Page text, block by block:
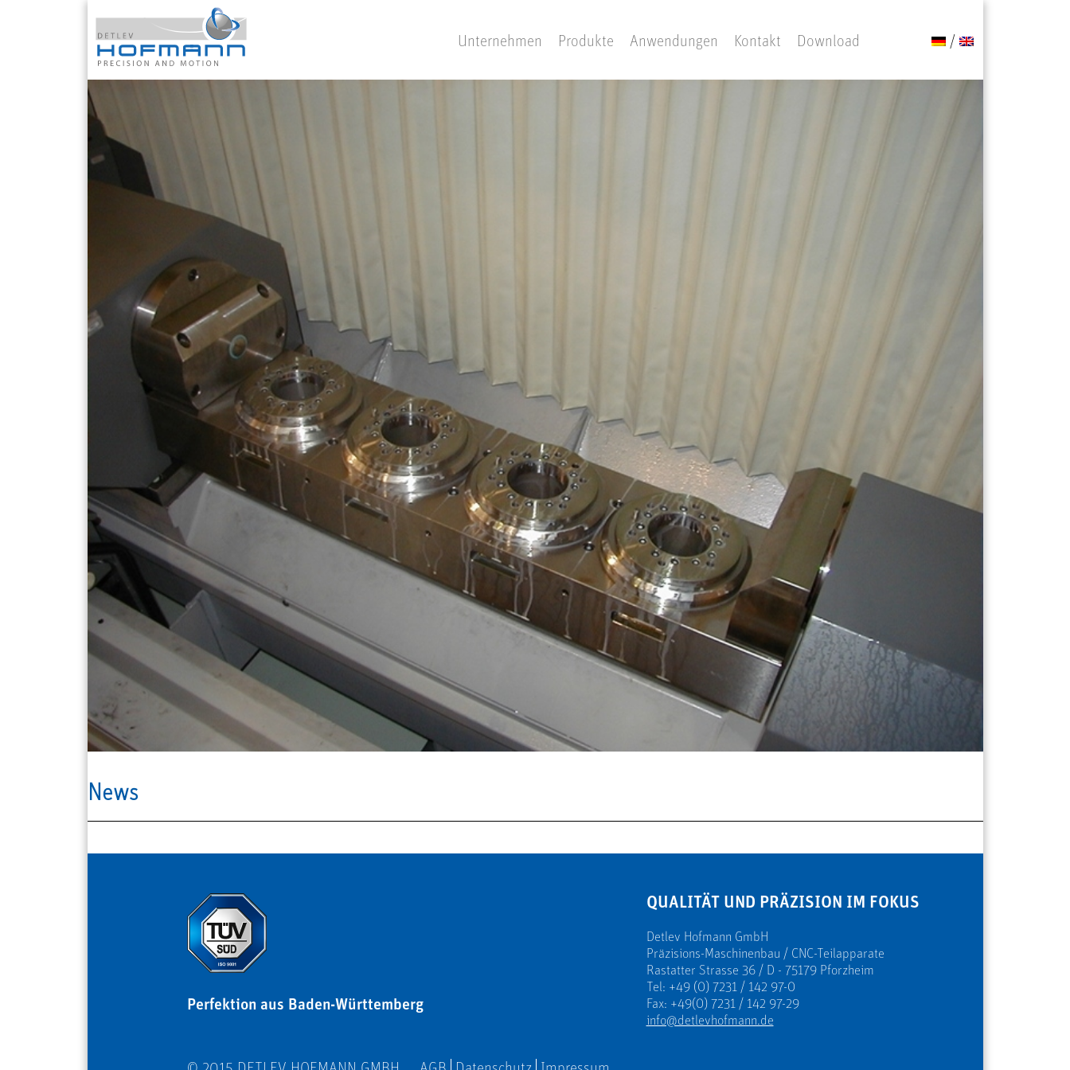
Unternehmen Produkte Anwendungen Kontakt Download /
News
QUALITÄT UND PRÄZISION IM FOKUS
Detlev Hofmann GmbH
Präzisions-Maschinenbau / CNC-Teilapparate
Rastatter Strasse 36 / D - 75179 Pforzheim
Tel: +49 (0) 7231 / 142 97-0
Fax: +49(0) 7231 / 142 97-29
info@detlevhofmann.de
Perfektion aus Baden-Württemberg